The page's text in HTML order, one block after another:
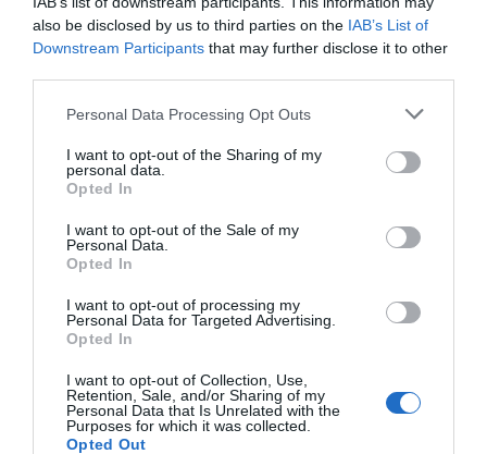
also be disclosed by us to third parties on the IAB’s List of
Downstream Participants that may further disclose it to other
Please note that this website/app uses one or more Google
not limited to your visit or usage behaviour. You may click to
grant or deny consent to Google and its third-party tags to
use your data for below specified purposes in below Google
consent section.
Personal Data Processing Opt Outs
I want to opt-out of the Sharing of my
personal data.
Opted In
I want to opt-out of the Sale of my
Personal Data.
Opted In
I want to opt-out of processing my
Personal Data for Targeted Advertising.
Opted In
I want to opt-out of Collection, Use,
Retention, Sale, and/or Sharing of my
Personal Data that Is Unrelated with the
Purposes for which it was collected.
Opted Out
10x330mm
45,00 €